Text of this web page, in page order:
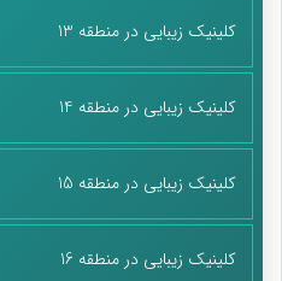
کلینیک زیبایی در منطقه 13
کلینیک زیبایی در منطقه 14
کلینیک زیبایی در منطقه 15
کلینیک زیبایی در منطقه 16